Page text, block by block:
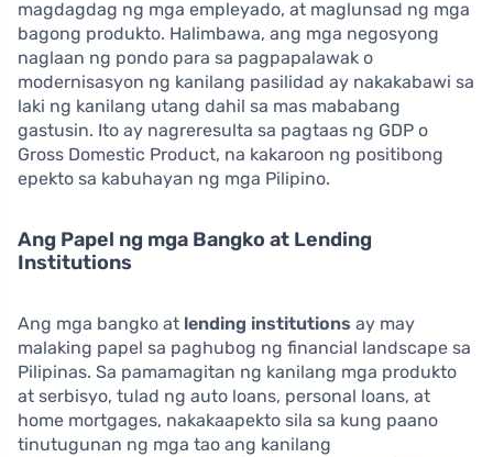
magdagdag ng mga empleyado, at maglunsad ng mga
bagong produkto. Halimbawa, ang mga negosyong
naglaan ng pondo para sa pagpapalawak o
modernisasyon ng kanilang pasilidad ay nakakabawi sa
laki ng kanilang utang dahil sa mas mababang
gastusin. Ito ay nagreresulta sa pagtaas ng GDP o
Gross Domestic Product, na kakaroon ng positibong
epekto sa kabuhayan ng mga Pilipino.
Ang Papel ng mga Bangko at Lending
Institutions
Ang mga bangko at lending institutions ay may
malaking papel sa paghubog ng financial landscape sa
Pilipinas. Sa pamamagitan ng kanilang mga produkto
at serbisyo, tulad ng auto loans, personal loans, at
home mortgages, nakakaapekto sila sa kung paano
tinutugunan ng mga tao ang kanilang